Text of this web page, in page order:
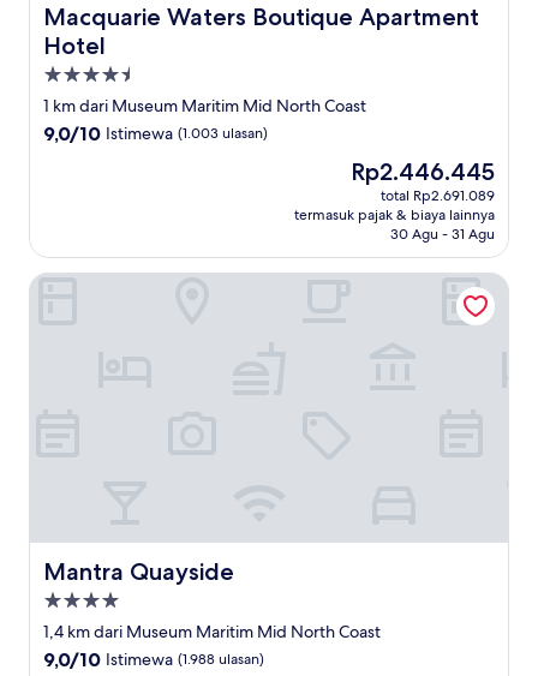
Macquarie Waters Boutique Apartment
Hotel
Macquarie Waters Boutique Apartment Hotel
Properti
bintang
4.5
1 km dari Museum Maritim Mid North Coast
9.0
9,0/10 Istimewa (1.003 ulasan)
Harga
sekarang
Rp2.446.445
Rp2.446.445
total Rp2.691.089
termasuk pajak & biaya lainnya
30 Agu - 31 Agu
Mantra Quayside
Mantra Quayside
Properti
bintang
4.0
1,4 km dari Museum Maritim Mid North Coast
9.0
9,0/10 Istimewa (1.988 ulasan)
Mantra Quayside